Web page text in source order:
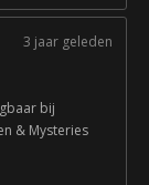
3 jaar geleden
bij
& Mysteries